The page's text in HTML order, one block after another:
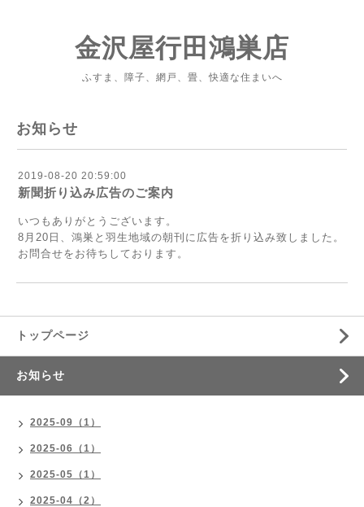
金沢屋行田鴻巣店
ふすま、障子、網戸、畳、快適な住まいへ
お知らせ
2019-08-20 20:59:00
新聞折り込み広告のご案内
いつもありがとうございます。
8月20日、鴻巣と羽生地域の朝刊に広告を折り込み致しました。
お問合せをお待ちしております。
トップページ
お知らせ
2025-09（1）
2025-06（1）
2025-05（1）
2025-04（2）